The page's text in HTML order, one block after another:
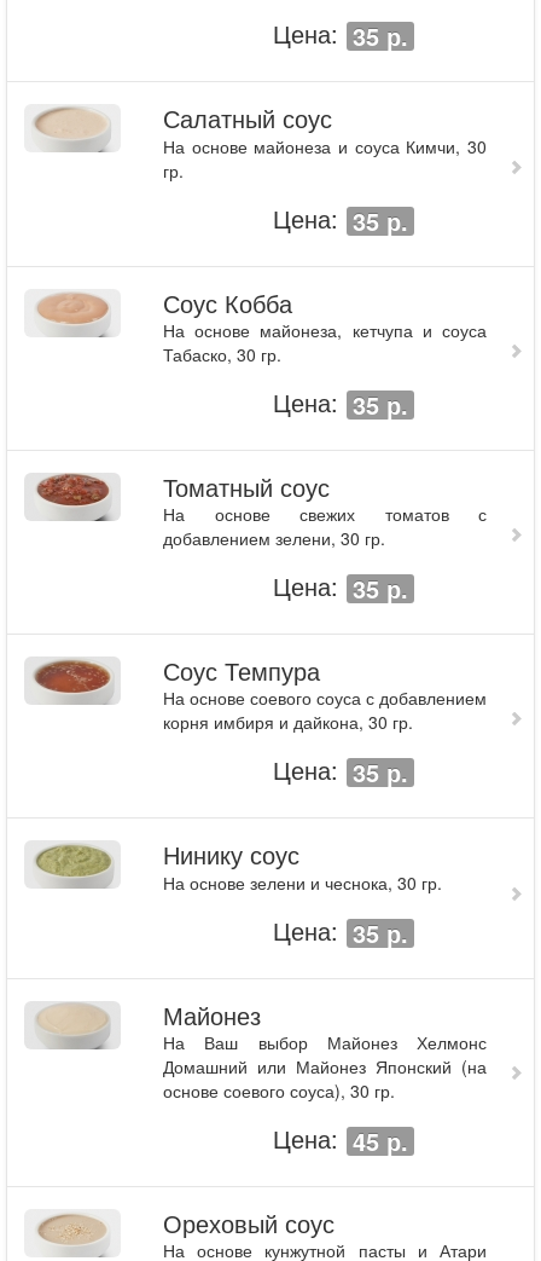
Цена: 35 р.
Салатный соус
На основе майонеза и соуса Кимчи, 30
гр.
Цена: 35 р.
Соус Кобба
На основе майонеза, кетчупа и соуса
Табаско, 30 гр.
Цена: 35 р.
Томатный соус
На основе свежих томатов с
добавлением зелени, 30 гр.
Цена: 35 р.
Соус Темпура
На основе соевого соуса с добавлением
корня имбиря и дайкона, 30 гр.
Цена: 35 р.
Нинику соус
На основе зелени и чеснока, 30 гр.
Цена: 35 р.
Майонез
На Ваш выбор Майонез Хелмонс
Домашний или Майонез Японский (на
основе соевого соуса), 30 гр.
Цена: 45 р.
Ореховый соус
На основе кунжутной пасты и Атари